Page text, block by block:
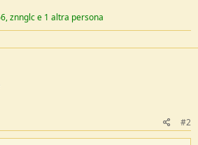
,znnglce 1 altra persona
#2